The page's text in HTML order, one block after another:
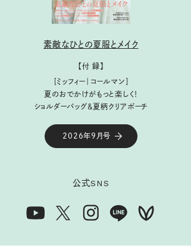
素敵なひとの夏服とメイク
【付 録】
［ミッフィー｜コールマン］
夏のおでかけがもっと楽しく！
ショルダーバッグ&夏柄クリアポーチ
2026年9月号
公式SNS